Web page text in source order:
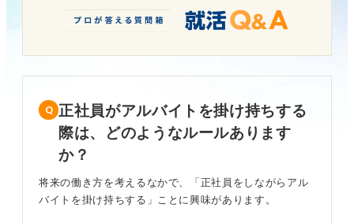
正社員がアルバイトを掛け持ちする
際は、どのようなルールあります
か？
将来の働き方を考えるなかで、「正社員をしながらアル
バイトを掛け持ちする」ことに興味があります。